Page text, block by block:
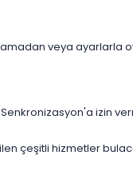
veya
izin
hizmetler